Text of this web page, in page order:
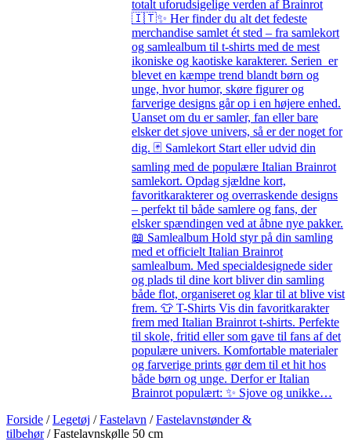
totalt uforudsigelige verden af Brainrot
🇮🇹✨ Her finder du alt det fedeste
merchandise samlet ét sted – fra samlekort
og samlealbum til t-shirts med de mest
ikoniske og kaotiske karakterer. Serien er
blevet en kæmpe trend blandt børn og
unge, hvor humor, skøre figurer og
farverige designs går op i en højere enhed.
Uanset om du er samler, fan eller bare
elsker det sjove univers, så er der noget for
dig. 🃏 Samlekort Start eller udvid din
samling med de populære Italian Brainrot
samlekort. Opdag sjældne kort,
favoritkarakterer og overraskende designs
– perfekt til både samlere og fans, der
elsker spændingen ved at åbne nye pakker.
📖 Samlealbum Hold styr på din samling
med et officielt Italian Brainrot
samlealbum. Med specialdesignede sider
og plads til dine kort bliver din samling
både flot, organiseret og klar til at blive vist
frem. 👕 T-Shirts Vis din favoritkarakter
frem med Italian Brainrot t-shirts. Perfekte
til skole, fritid eller som gave til fans af det
populære univers. Komfortable materialer
og farverige prints gør dem til et hit hos
både børn og unge. Derfor er Italian
Brainrot populært: ✨ Sjove og unikke…
Forside /Legetøj /Fastelavn /Fastelavnstønder &
tilbehør/ Fastelavnskølle 50 cm